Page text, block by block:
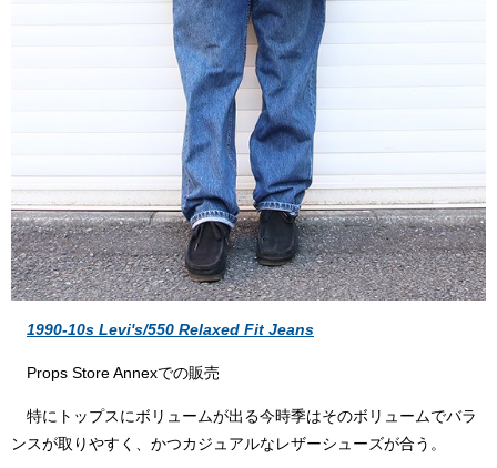
1990-10s Levi's/550 Relaxed Fit Jeans
Props Store Annexでの販売
特にトップスにボリュームが出る今時季はそのボリュームでバラ
ンスが取りやすく、かつカジュアルなレザーシューズが合う。